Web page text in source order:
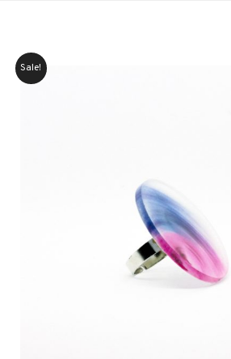
Sale!